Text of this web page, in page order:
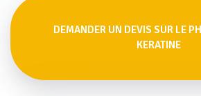
DEMANDER UN DEVIS SUR LE
KERATINE